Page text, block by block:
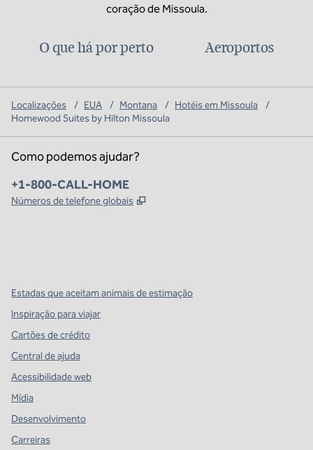
coração de Missoula.
O que há por perto Aeroportos
Localizações / EUA / Montana / Hotéis em Missoula
/
Homewood Suites by Hilton Missoula
Como podemos ajudar?
Telefone:
+1-800-CALL-HOME
Números de telefone globais ,
Estadas que aceitam animais de estimação
Inspiração para viajar
Cartões de crédito
Central de ajuda
Acessibilidade web
Mídia
Desenvolvimento
Carreiras